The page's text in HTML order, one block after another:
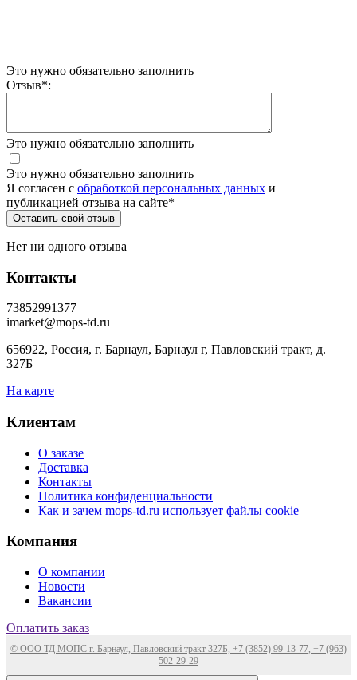
Это нужно обязательно заполнить
Отзыв*:
Это нужно обязательно заполнить
Это нужно обязательно заполнить
Я согласен c обработкой персональных данных и
публикацией отзыва на сайте*
Нет ни одного отзыва
Контакты
73852991377
imarket@mops-td.ru
656922, Россия, г. Барнаул, Барнаул г, Павловский тракт, д.
327Б
На карте
Клиентам
О заказе
Доставка
Контакты
Политика конфиденциальности
Как и зачем mops-td.ru использует файлы cookie
Компания
О компании
Новости
Вакансии
Оплатить заказ
© ООО ТД МОПС г. Барнаул, Павловский тракт 327Б, +7 (3852) 99-13-77, +7 (963)
502-29-29